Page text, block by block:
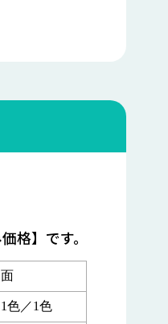
格】です。
1色／1色